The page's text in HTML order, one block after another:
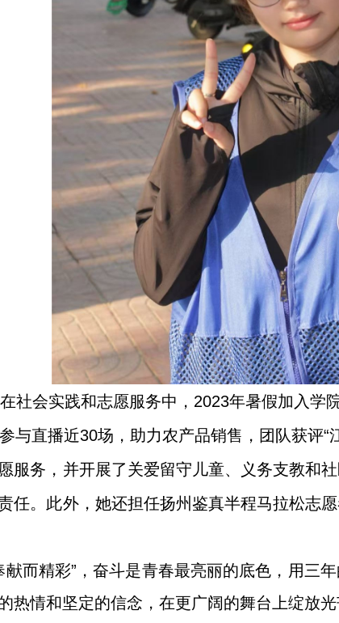
社会实践和志愿服务中， 2023年暑假加入学
与直播近30场，助力农产品销售，团队获评“
服务，并开展了关爱留守儿童、义务支教和
任。此外，她还担任扬州鉴真半程马拉松志
献而精彩”，奋斗是青春最亮丽的底色，用三
热情和坚定的信念，在更广阔的舞台上绽放光